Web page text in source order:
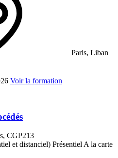
Paris, Liban
Voir la formation
CGP213
et distanciel) Présentiel A la carte